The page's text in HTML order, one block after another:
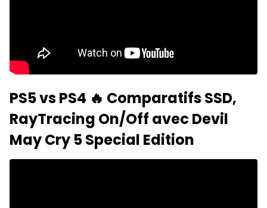
PS5 vs PS4 🔥 Comparatifs SSD,
RayTracing On/Off avec Devil
May Cry 5 Special Edition